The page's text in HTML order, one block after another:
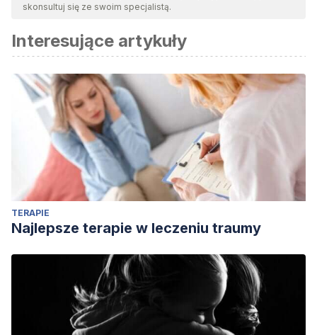
skonsultuj się ze swoim specjalistą.
Interesujące artykuły
TERAPIE
Najlepsze terapie w leczeniu traumy